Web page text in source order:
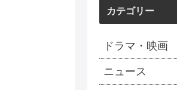
カテゴリー
ドラマ・映画
ニュース